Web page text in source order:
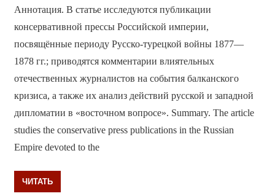
Аннотация. В статье исследуются публикации
консервативной прессы Российской империи,
посвящённые периоду Русско-турецкой войны 1877—
1878 гг.; приводятся комментарии влиятельных
отечественных журналистов на события балканского
кризиса, а также их анализ действий русской и западной
дипломатии в «восточном вопросе». Summary. The article
studies the conservative press publications in the Russian
Empire devoted to the
ЧИТАТЬ